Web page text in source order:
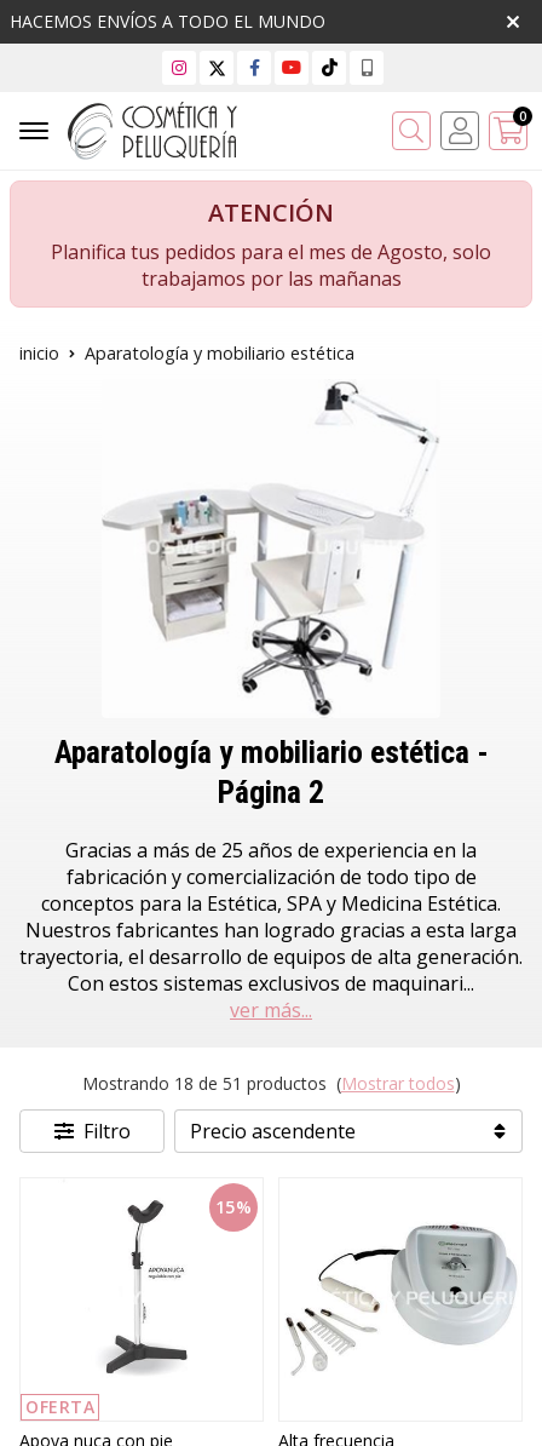
HACEMOS ENVÍOS A TODO EL MUNDO
Buscar 0
ATENCIÓN
Planifica tus pedidos para el mes de Agosto, solo
trabajamos por las mañanas
inicio Aparatología y mobiliario estética
Aparatología y mobiliario estética -
Página 2
Gracias a más de 25 años de experiencia en la
fabricación y comercialización de todo tipo de
conceptos para la Estética, SPA y Medicina Estética.
Nuestros fabricantes han logrado gracias a esta larga
trayectoria, el desarrollo de equipos de alta generación.
Con estos sistemas exclusivos de maquinari...
ver más...
Mostrando 18 de 51 productos (Mostrar todos)
Filtro
15%
OFERTA
Apoya nuca con pie
Alta frecuencia